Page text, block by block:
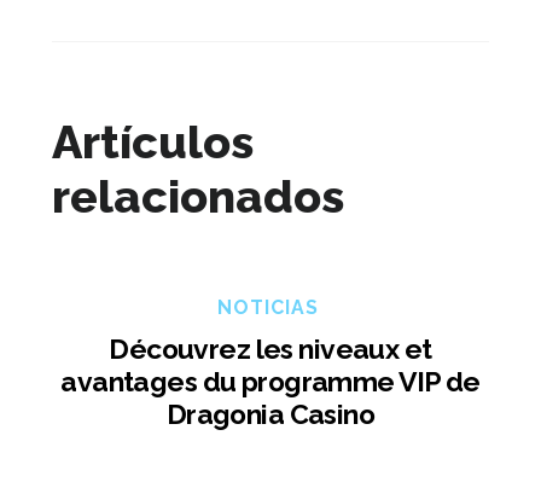
Artículos
relacionados
NOTICIAS
Découvrez les niveaux et
avantages du programme VIP de
Dragonia Casino